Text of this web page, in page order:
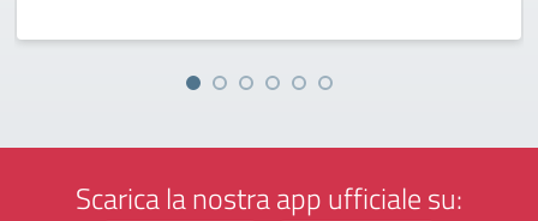
Scarica la nostra app ufficiale su: